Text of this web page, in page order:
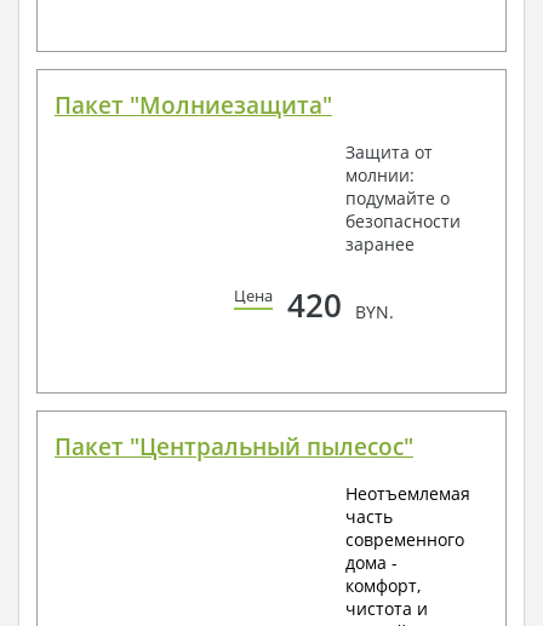
Пакет "Молниезащита"
Защита от
молнии:
подумайте о
безопасности
заранее
Цена 420 BYN.
Пакет "Центральный пылесос"
Неотъемлемая
часть
современного
дома -
комфорт,
чистота и